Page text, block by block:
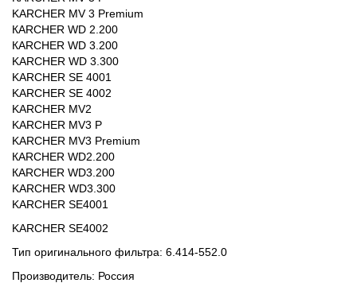
KARCHER MV 3 Premium
КАRCHER WD 2.200
КАRCHER WD 3.200
KARCHER WD 3.300
KARCHER SE 4001
KARCHER SE 4002
KARCHER MV2
KARCHER MV3 P
KARCHER MV3 Premium
КАRCHER WD2.200
КАRCHER WD3.200
KARCHER WD3.300
KARCHER SE4001
KARCHER SE4002
Тип оригинального фильтра: 6.414-552.0
Производитель: Россия